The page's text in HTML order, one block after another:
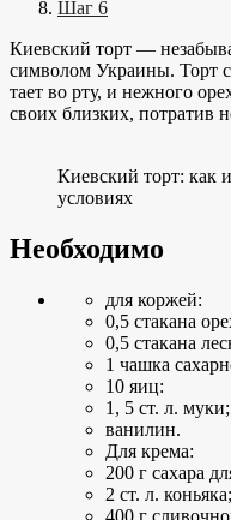
Шаг 6
Киевский торт —
символом Украины. Торт
тает во рту, и нежного
своих близких, потратив
Киевский торт: как
условиях
Необходимо
для коржей:
0,5 стакана
0,5 стакана
1 чашка
10 яиц:
1, 5 ст. л. муки;
ванилин.
Для крема:
200 г сахара
2 ст. л. коньяка;
400 г